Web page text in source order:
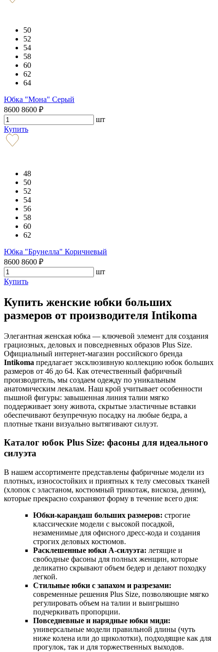
50
52
54
58
60
62
64
Юбка "Мона" Серый
8600 8600 ₽
шт
Купить
48
50
52
54
56
58
60
62
Юбка "Брунелла" Коричневый
8600 8600 ₽
шт
Купить
Купить женские юбки больших
размеров от производителя Intikoma
Элегантная женская юбка — ключевой элемент для создания
грациозных, деловых и повседневных образов Plus Size.
Официальный интернет-магазин российского бренда
Intikoma предлагает эксклюзивную коллекцию юбок больших
размеров от 46 до 64. Как отечественный фабричный
производитель, мы создаем одежду по уникальным
анатомическим лекалам. Наш крой учитывает особенности
пышной фигуры: завышенная линия талии мягко
поддерживает зону живота, скрытые эластичные вставки
обеспечивают безупречную посадку на любые бедра, а
плотные ткани визуально вытягивают силуэт.
Каталог юбок Plus Size: фасоны для идеального
силуэта
В нашем ассортименте представлены фабричные модели из
плотных, износостойких и приятных к телу смесовых тканей
(хлопок с эластаном, костюмный трикотаж, вискоза, деним),
которые прекрасно сохраняют форму в течение всего дня:
Юбки-карандаш больших размеров: строгие
классические модели с высокой посадкой,
незаменимые для офисного дресс-кода и создания
строгих деловых костюмов.
Расклешенные юбки А-силуэта: летящие и
свободные фасоны для полных женщин, которые
деликатно скрывают объем бедер и делают походку
легкой.
Стильные юбки с запахом и разрезами:
современные решения Plus Size, позволяющие мягко
регулировать объем на талии и выигрышно
подчеркивать пропорции.
Повседневные и нарядные юбки миди:
универсальные модели правильной длины (чуть
ниже колена или до щиколотки), подходящие как для
прогулок, так и для торжественных выходов.